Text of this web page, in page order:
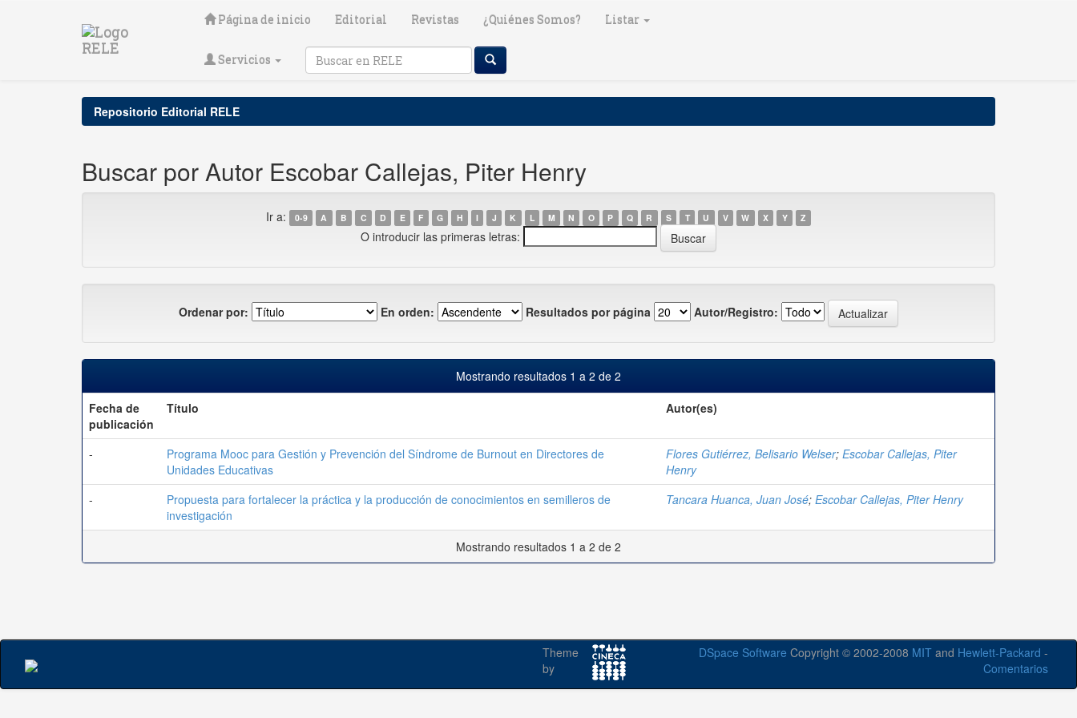
Página de inicio Editorial Revistas ¿Quiénes Somos? Listar
Servicios
Repositorio Editorial RELE
Buscar por Autor Escobar Callejas, Piter Henry
Ir a: 0-9 A B C D E F G H I J K L M N O P Q R S T U V W X Y Z
O introducir las primeras letras:
Ordenar por: En orden: Resultados por página Autor/Registro:
Mostrando resultados 1 a 2 de 2
Fecha de
publicación
Título Autor(es)
-
Programa Mooc para Gestión y Prevención del Síndrome de Burnout en Directores de
Unidades Educativas
Flores Gutiérrez, Belisario Welser; Escobar Callejas, Piter
Henry
-
Propuesta para fortalecer la práctica y la producción de conocimientos en semilleros de
investigación
Tancara Huanca, Juan José; Escobar Callejas, Piter Henry
Mostrando resultados 1 a 2 de 2
Theme
by
DSpace Software Copyright © 2002-2008 MIT and Hewlett-Packard -
Comentarios